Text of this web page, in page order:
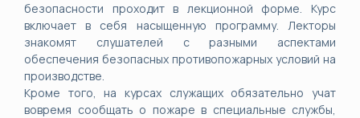
безопасности проходит в лекционной форме. Курс
включает в себя насыщенную программу. Лекторы
знакомят слушателей с разными аспектами
обеспечения безопасных противопожарных условий на
производстве.
Кроме того, на курсах служащих обязательно учат
вовремя сообщать о пожаре в специальные службы,